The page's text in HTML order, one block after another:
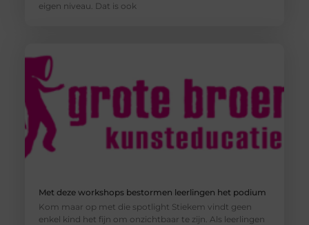
eigen niveau. Dat is ook
Met deze workshops bestormen leerlingen het podium
Kom maar op met die spotlight Stiekem vindt geen
enkel kind het fijn om onzichtbaar te zijn. Als leerlingen